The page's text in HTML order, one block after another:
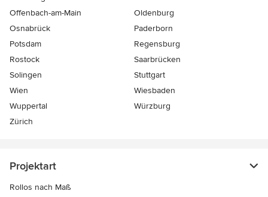
Offenbach-am-Main
Oldenburg
Osnabrück
Paderborn
Potsdam
Regensburg
Rostock
Saarbrücken
Solingen
Stuttgart
Wien
Wiesbaden
Wuppertal
Würzburg
Zürich
Projektart
Rollos nach Maß